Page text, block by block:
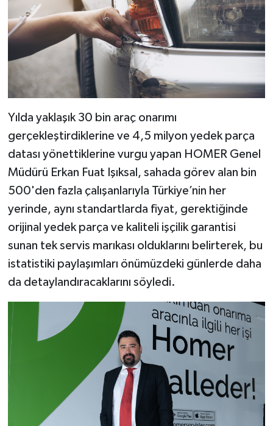
Yılda yaklaşık 30 bin araç onarımı
gerçekleştirdiklerine ve 4,5 milyon yedek parça
datası yönettiklerine vurgu yapan HOMER Genel
Müdürü Erkan Fuat Işıksal, sahada görev alan bin
500'den fazla çalışanlarıyla Türkiye’nin her
yerinde, aynı standartlarda fiyat, gerektiğinde
orijinal yedek parça ve kaliteli işçilik garantisi
sunan tek servis marıkası olduklarını belirterek, bu
istatistiki paylaşımları önümüzdeki günlerde daha
da detaylandıracaklarını söyledi.